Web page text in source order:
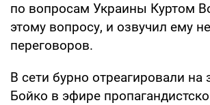
по вопросам Украины Куртом
этому вопросу, и озвучил ему
переговоров.
В сети бурно отреагировали на
Бойко в эфире